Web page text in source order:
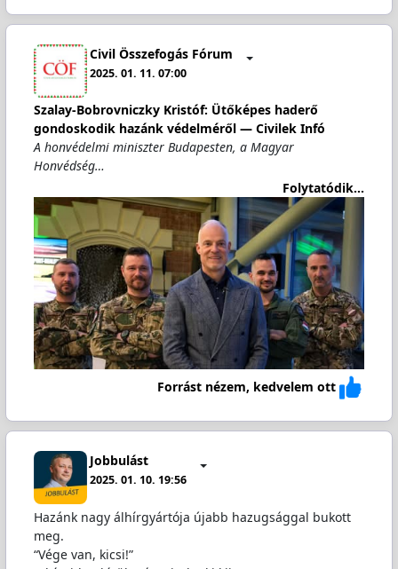
Civil Összefogás Fórum
2025. 01. 11. 07:00
Szalay-Bobrovniczky Kristóf: Ütőképes haderő
gondoskodik hazánk védelméről — Civilek Infó
A honvédelmi miniszter Budapesten, a Magyar
Honvédség…
Folytatódik...
Forrást nézem, kedvelem ott
Jobbulást
2025. 01. 10. 19:56
Hazánk nagy álhírgyártója újabb hazugsággal bukott
meg.
“Vége van, kicsi!”